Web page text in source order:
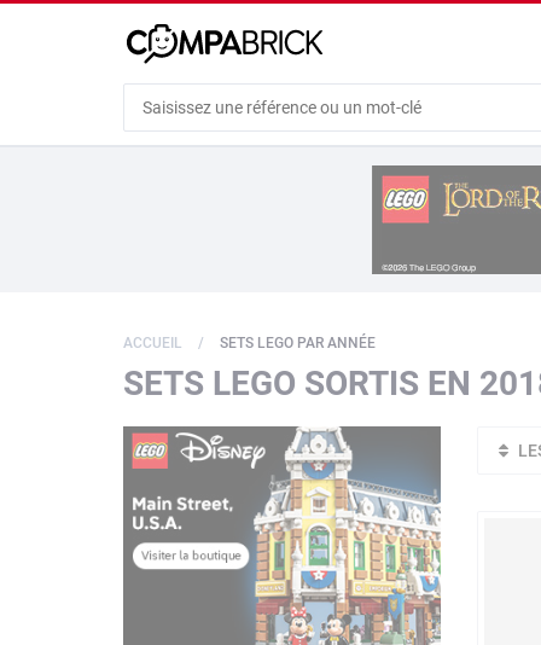
ACCUEIL SETS LEGO PAR ANNÉE
SETS LEGO SORTIS EN